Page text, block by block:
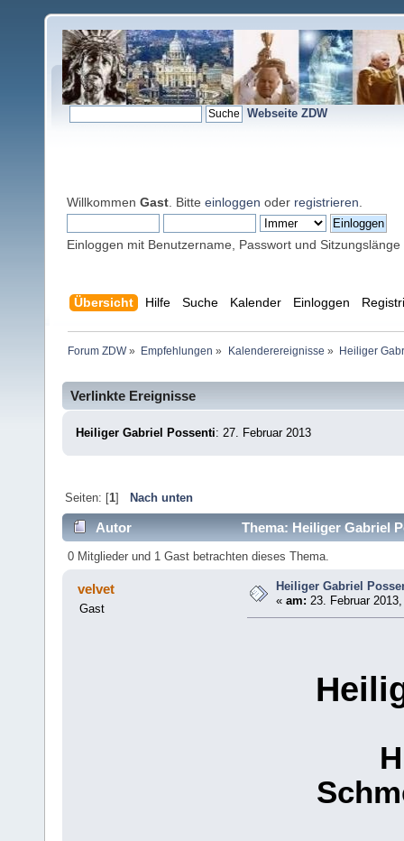
Webseite ZDW
Willkommen Gast . Bitte einloggen oder registrieren
Einloggen mit Benutzername, Passwort und Sitzungslänge
Übersicht Hilfe Suche Kalender Einloggen
Forum ZDW» Empfehlungen » Kalenderereignisse » Heiliger
Verlinkte Ereignisse
Heiliger Gabriel Possenti: 27. Februar 2013
Seiten: [1] Nach unten
Autor Thema: Heiliger Gabriel
0 Mitglieder und 1 Gast betrachten dieses Thema.
velvet
Gast
Heiliger Gabriel
«am: 23. Februar